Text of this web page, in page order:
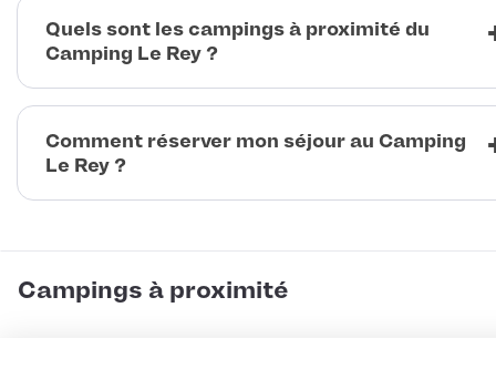
Quels sont les campings à proximité du
Camping Le Rey ?
Comment réserver mon séjour au Camping
Le Rey ?
Campings à proximité